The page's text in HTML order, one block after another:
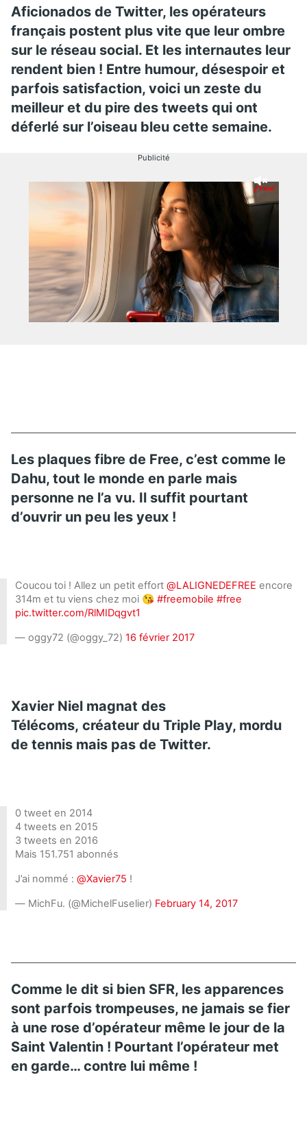
Aficionados de Twitter, les opérateurs
français postent plus vite que leur ombre
sur le réseau social. Et les internautes leur
rendent bien ! Entre humour, désespoir et
parfois satisfaction, voici un zeste du
meilleur et du pire des tweets qui ont
déferlé sur l’oiseau bleu cette semaine.
Publicité
Les plaques fibre de Free, c’est comme le
Dahu, tout le monde en parle mais
personne ne l’a vu. Il suffit pourtant
d’ouvrir un peu les yeux !
Coucou toi ! Allez un petit effort @LALIGNEDEFREE encore
314m et tu viens chez moi 😘 #freemobile #free
pic.twitter.com/RlMIDqgvt1
— oggy72 (@oggy_72) 16 février 2017
Xavier Niel magnat des
Télécoms, créateur du Triple Play, mordu
de tennis mais pas de Twitter.
0 tweet en 2014
4 tweets en 2015
3 tweets en 2016
Mais 151.751 abonnés
J’ai nommé : @Xavier75 !
— MichFu. (@MichelFuselier) February 14, 2017
Comme le dit si bien SFR, les apparences
sont parfois trompeuses, ne jamais se fier
à une rose d’opérateur même le jour de la
Saint Valentin ! Pourtant l’opérateur met
en garde… contre lui même !